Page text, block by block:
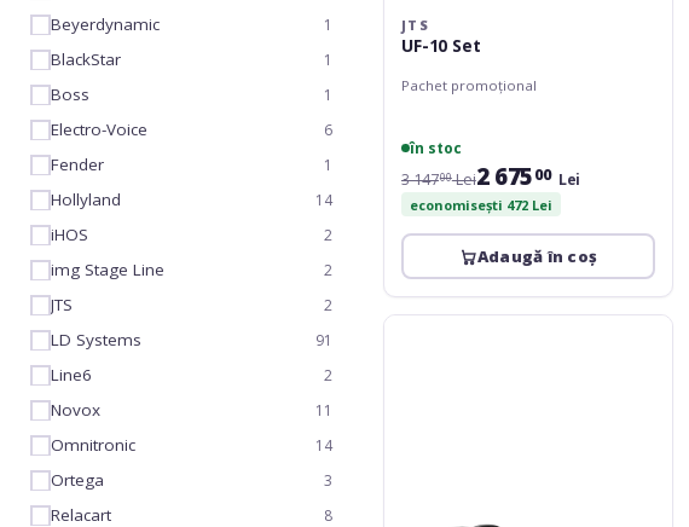
Beyerdynamic 1
BlackStar 1
Boss 1
Electro-Voice 6
Fender 1
Hollyland 14
iHOS 2
img Stage Line 2
JTS 2
LD Systems 91
Line6 2
Novox 11
Omnitronic 14
Ortega 3
Relacart 8
JTS
UF-10 Set
Pachet promoțional
în stoc
3 14700Lei2 67500 Lei
economisești 472 Lei
Adaugă în coș
Yuer